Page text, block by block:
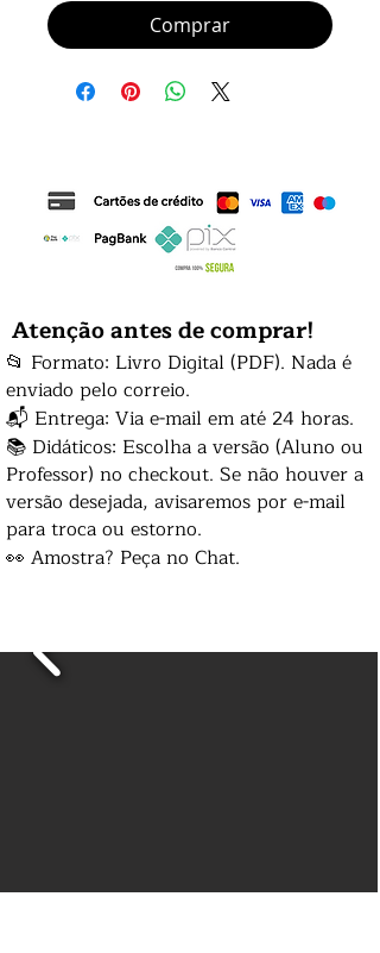
Comprar
Atenção antes de comprar!
📂 Formato: Livro Digital (PDF). Nada é
enviado pelo correio.
📬 Entrega: Via e-mail em até 24 horas.
📚 Didáticos: Escolha a versão (Aluno ou
Professor) no checkout. Se não houver a
versão desejada, avisaremos por e-mail
para troca ou estorno.
👀 Amostra? Peça no Chat.